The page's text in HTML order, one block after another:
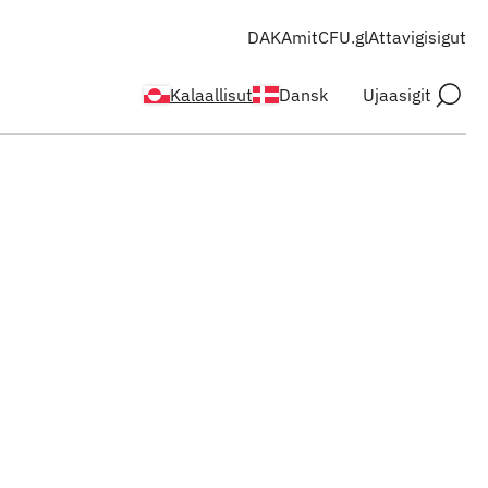
Kalaallisut Dansk Ujaasigit
DAKAmitCFU.glAttavigisigut